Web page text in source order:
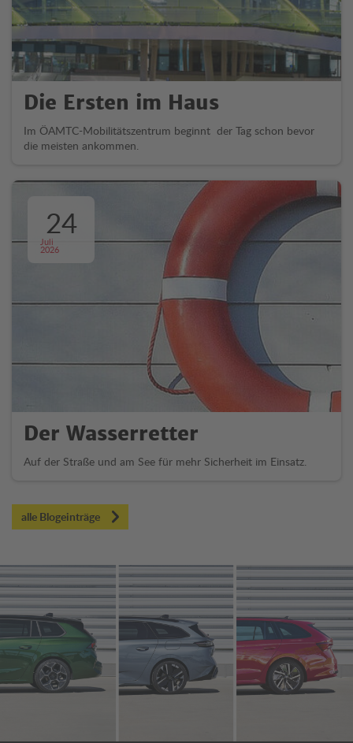
Die Ersten im Haus
Im ÖAMTC-Mobilitätszentrum beginnt der Tag schon bevor
die meisten ankommen.
24
Juli
2026
Der Wasserretter
Auf der Straße und am See für mehr Sicherheit im Einsatz.
alle Blogeinträge